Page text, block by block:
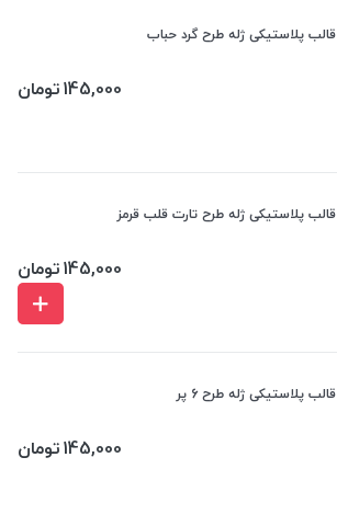
قالب پلاستیکی ژله طرح گرد حباب
145,000تومان
قالب پلاستیکی ژله طرح تارت قلب قرمز
145,000تومان
قالب پلاستیکی ژله طرح 6 پر
145,000تومان